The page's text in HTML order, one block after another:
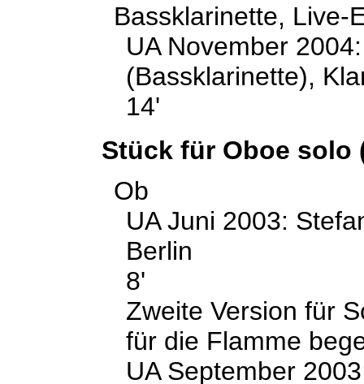
Bassklarinette, Live-
UA November
(Bassklarinette),
14'
Stück für Oboe solo
Ob
UA Juni 2003:
Berlin
8'
Zweite Version für
für die Flamme
UA September